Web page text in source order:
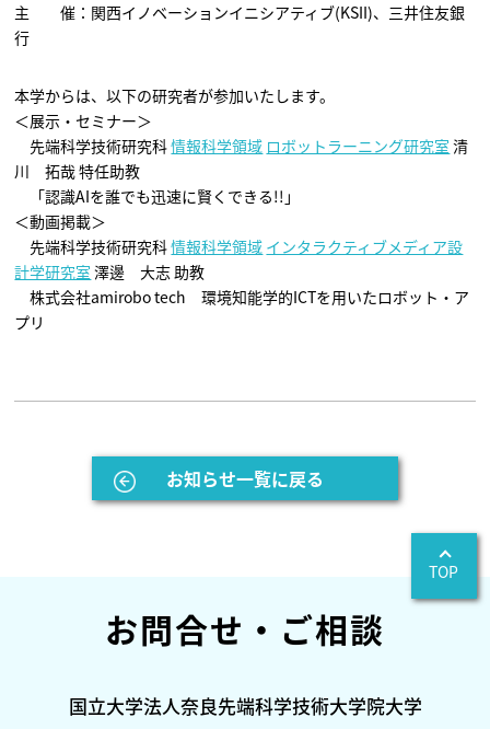
主 催：関西イノベーションイニシアティブ(KSII)、三井住友銀
行
本学からは、以下の研究者が参加いたします。
＜展示・セミナー＞
先端科学技術研究科情報科学領域 ロボットラーニング研究室 清
川 拓哉 特任助教
「認識AIを誰でも迅速に賢くできる!!」
＜動画掲載＞
先端科学技術研究科情報科学領域 インタラクティブメディア設
計学研究室 澤邊 大志 助教
株式会社amirobo tech 環境知能学的ICTを用いたロボット・ア
プリ
お知らせ一覧に戻る
お問合せ・ご相談
国立大学法人奈良先端科学技術大学院大学
TOP